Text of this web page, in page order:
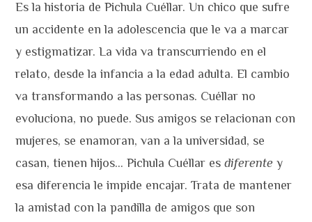
Es la historia de Pichula Cuéllar. Un chico que sufre
un accidente en la adolescencia que le va a marcar
y estigmatizar. La vida va transcurriendo en el
relato, desde la infancia a la edad adulta. El cambio
va transformando a las personas. Cuéllar no
evoluciona, no puede. Sus amigos se relacionan con
mujeres, se enamoran, van a la universidad, se
casan, tienen hijos… Pichula Cuéllar esdiferente y
esa diferencia le impide encajar. Trata de mantener
la amistad con la pandilla de amigos que son